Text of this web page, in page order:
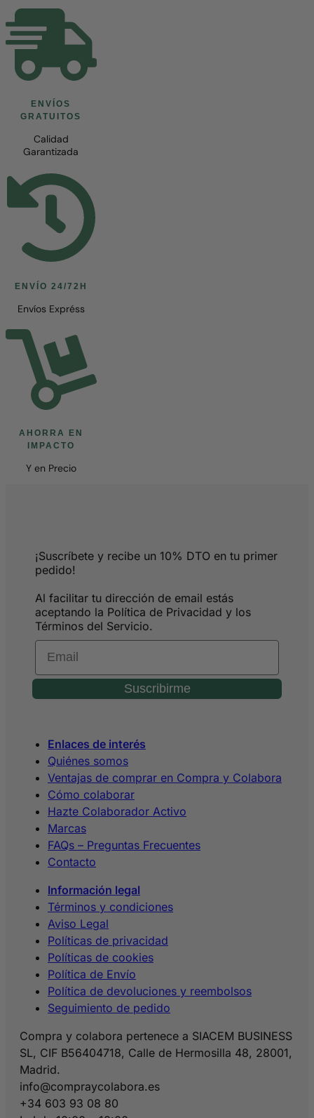
ENVÍOS
GRATUITOS
Calidad
Garantizada
ENVÍO 24/72H
Envíos Expréss
AHORRA EN
IMPACTO
Y en Precio
¡Suscríbete y recibe un 10% DTO en tu primer
pedido!
Al facilitar tu dirección de email estás
aceptando la Política de Privacidad y los
Términos del Servicio.
Email
Suscribirme
Enlaces de interés
Quiénes somos
Ventajas de comprar en Compra y Colabora
Cómo colaborar
Hazte Colaborador Activo
Marcas
FAQs – Preguntas Frecuentes
Contacto
Información legal
Términos y condiciones
Aviso Legal
Políticas de privacidad
Políticas de cookies
Política de Envío
Política de devoluciones y reembolsos
Seguimiento de pedido
Compra y colabora pertenece a SIACEM BUSINESS
SL, CIF B56404718, Calle de Hermosilla 48, 28001,
Madrid.
info@compraycolabora.es
+34 603 93 08 80